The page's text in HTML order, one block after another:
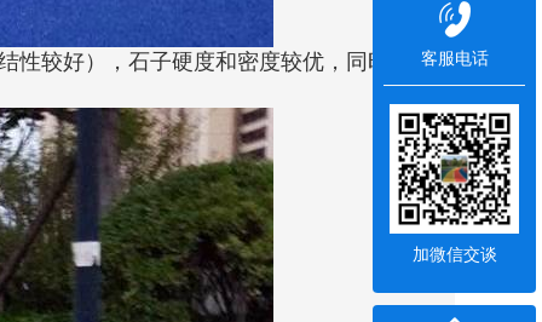
客服电话
加微信交谈
较好），石子硬度和密度较优，同时